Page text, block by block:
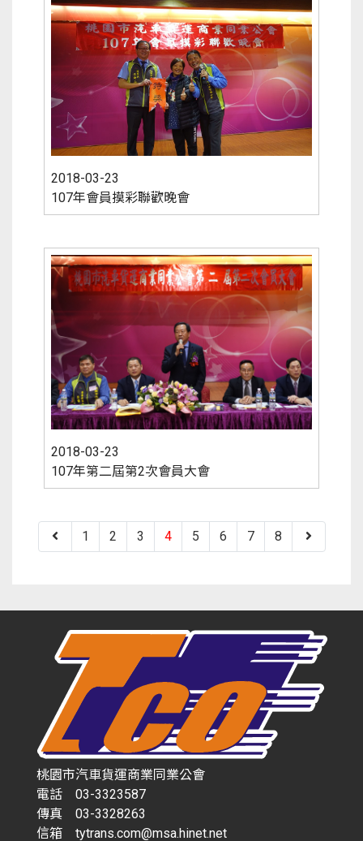
2018-03-23
107年會員摸彩聯歡晚會
2018-03-23
107年第二屆第2次會員大會
1 2 3 4 5 6 7 8
桃園市汽車貨運商業同業公會
電話 03-3323587
傳真 03-3328263
信箱 tytrans.com@msa.hinet.net